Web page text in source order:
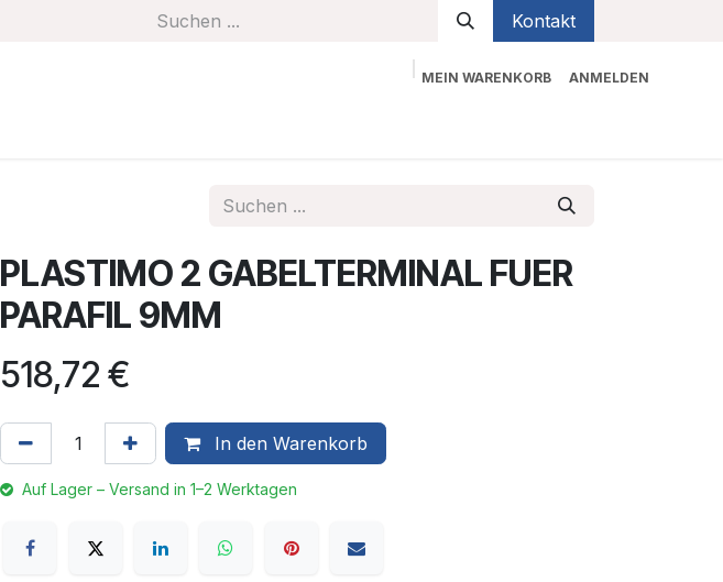
Kontakt
MEIN WARENKORB ANMELDEN
PLASTIMO 2 GABELTERMINAL FUER
PARAFIL 9MM
518,72 €
In den Warenkorb
Auf Lager – Versand in 1–2 Werktagen